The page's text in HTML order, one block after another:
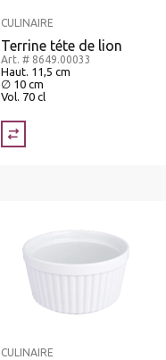
CULINAIRE
Terrine téte de lion
Art. # 8649.00033
Haut. 11,5 cm
∅ 10 cm
Vol. 70 cl
CULINAIRE